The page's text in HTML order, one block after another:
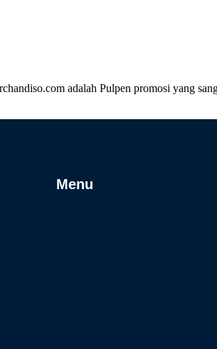
adalah Pulpen promosi yang
Menu